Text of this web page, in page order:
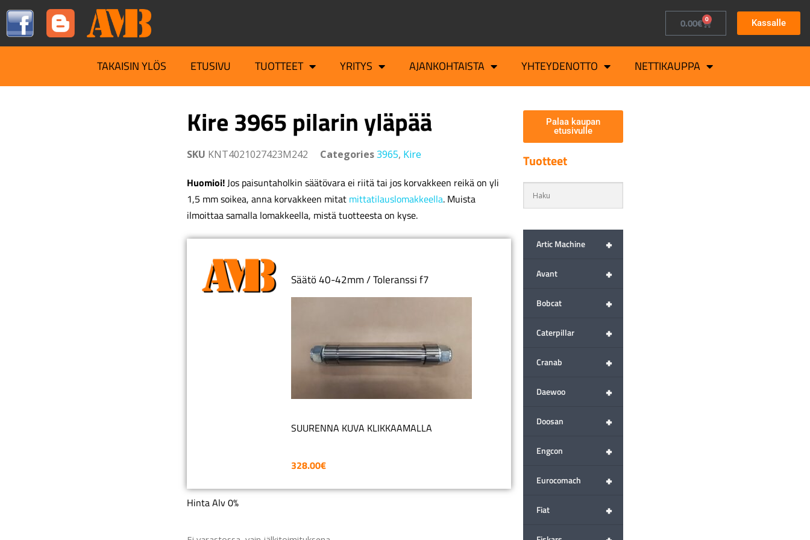
0.00€ 0 Kassalle
TAKAISIN YLÖS ETUSIVU TUOTTEET YRITYS AJANKOHTAISTA YHTEYDENOTTO NETTIKAUPPA
Kire 3965 pilarin yläpää
SKU KNT4021027423M242 Categories3965, Kire
Huomioi!Jos paisuntaholkin säätövara ei riitä tai jos korvakkeen reikä on yli
1,5 mm soikea, anna korvakkeen mitat mittatilauslomakkeella. Muista
ilmoittaa samalla lomakkeella, mistä tuotteesta on kyse.
Säätö 40-42mm / Toleranssi f7
SUURENNA KUVA KLIKKAAMALLA
328.00€
Hinta Alv 0%
Palaa kaupan
etusivulle
Tuotteet
+
Artic Machine
+
Avant
+
Bobcat
+
Caterpillar
+
Cranab
+
Daewoo
+
Doosan
+
Engcon
+
Eurocomach
+
Fiat